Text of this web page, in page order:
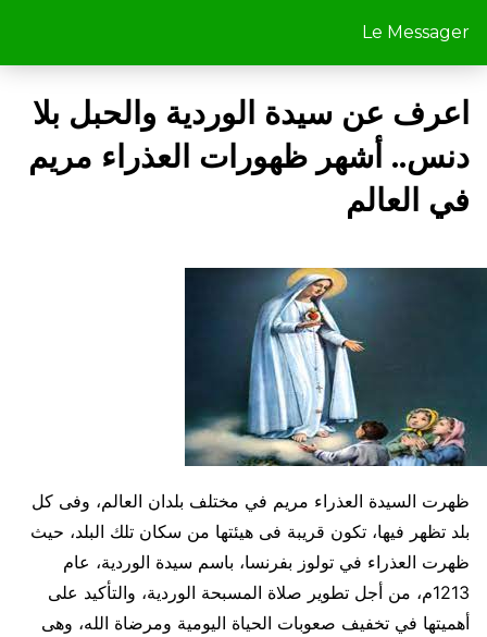
Le Messager
اعرف عن سيدة الوردية والحبل بلا
دنس.. أشهر ظهورات العذراء مريم
في العالم
ظهرت السيدة العذراء مريم في مختلف بلدان العالم، وفى كل
بلد تظهر فيها، تكون قريبة فى هيئتها من سكان تلك البلد، حيث
ظهرت العذراء في تولوز بفرنسا، باسم سيدة الوردية، عام
1213م، من أجل تطوير صلاة المسبحة الوردية، والتأكيد على
أهميتها في تخفيف صعوبات الحياة اليومية ومرضاة الله، وهى